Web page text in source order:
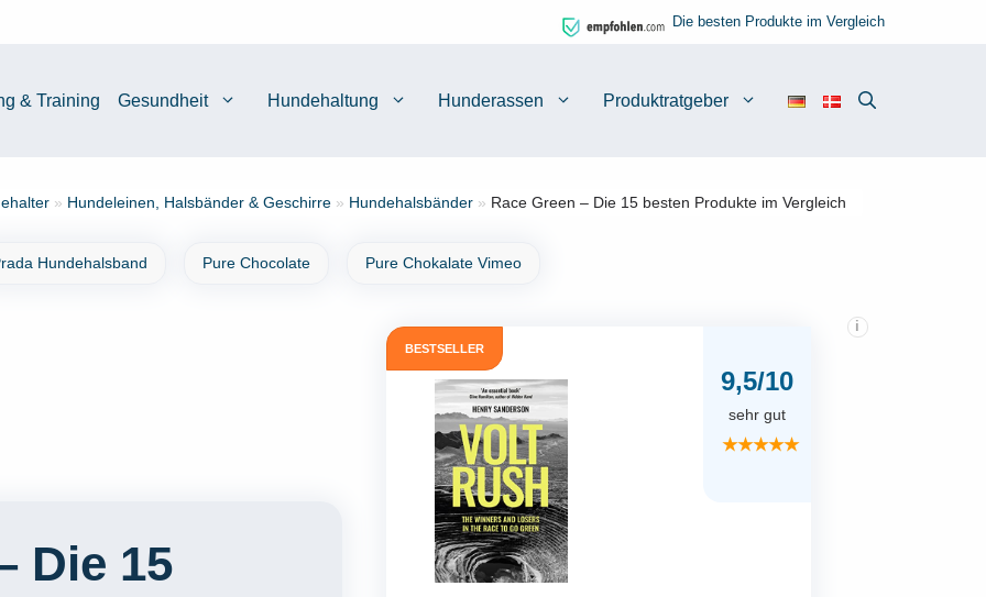
Die besten Produkte im Vergleich
& Training Gesundheit Hundehaltung Hunderassen Produktratgeber
» Hundeleinen, Halsbänder & Geschirre » Hundehalsbänder » Race Green – Die 15 besten Produkte im Vergleich
Hundehalsband Pure Chocolate Pure Chokalate Vimeo
Die 15
BESTSELLER
9,5/10
i
sehr gut
★★★★★